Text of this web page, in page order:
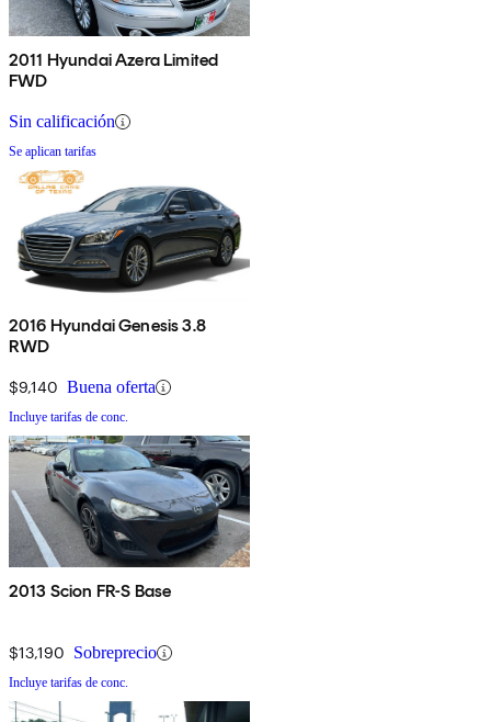
2011 Hyundai Azera Limited
FWD
Sin calificación
Se aplican tarifas
2016 Hyundai Genesis 3.8
RWD
$9,140 Buena oferta
Incluye tarifas de conc.
2013 Scion FR-S Base
$13,190 Sobreprecio
Incluye tarifas de conc.